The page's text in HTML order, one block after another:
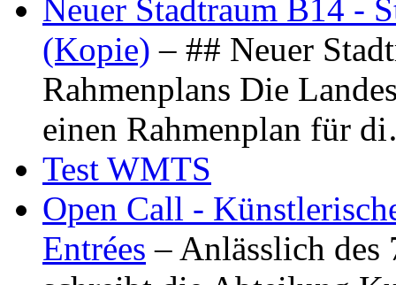
Neuer Stadtraum B14 -
(Kopie) – ## Neuer
Rahmenplans Die
einen Rahmenplan für
Test WMTS
Open Call -
Entrées – Anlässlich